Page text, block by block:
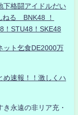
格闘アイドルだい
ねる BNK48 ！
！STU48！SKE48
ット乞食DE2000万
め速報！！激しくハ
永遠の非リア充・